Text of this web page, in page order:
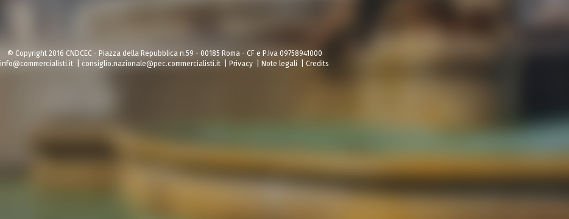
© Copyright 2016 CNDCEC - Piazza della Repubblica n.59 - 00185 Roma - CF e P.Iva 09758941000
info@commercialisti.it
consiglio.nazionale@pec.commercialisti.it Privacy Note legali Credits